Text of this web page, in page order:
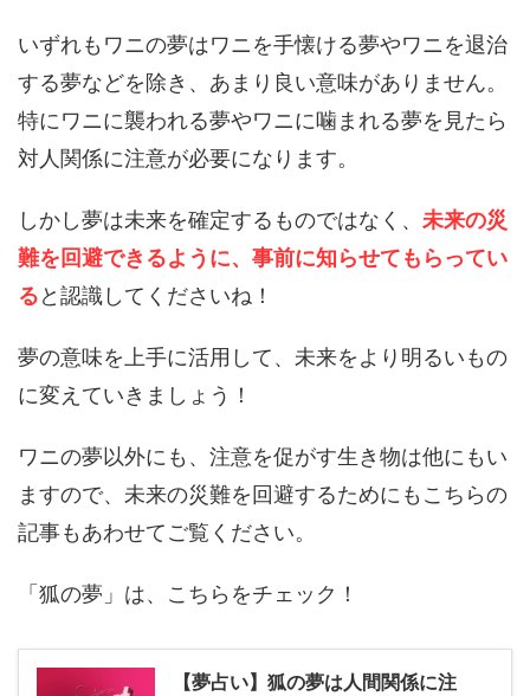
いずれもワニの夢はワニを手懐ける夢やワニを退治
する夢などを除き、あまり良い意味がありません。
特にワニに襲われる夢やワニに噛まれる夢を見たら
対人関係に注意が必要になります。
しかし夢は未来を確定するものではなく、 未来の災
難を回避できるように、事前に知らせてもらってい
ると認識してくださいね！
夢の意味を上手に活用して、未来をより明るいもの
に変えていきましょう！
ワニの夢以外にも、注意を促がす生き物は他にもい
ますので、未来の災難を回避するためにもこちらの
記事もあわせてご覧ください。
「狐の夢」は、こちらをチェック！
【夢占い】狐の夢は人間関係に注